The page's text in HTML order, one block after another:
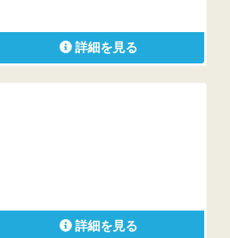
詳細を見る
詳細を見る